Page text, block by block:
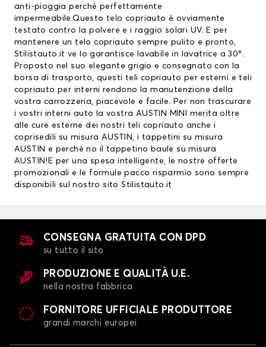
anti-pioggia perchè perfettamente
impermeabile.Questo telo copriauto è ovviamente
testato contro la polvere e i raggio solari UV. E per
mantenere un telo copriauto sempre pulito e pronto,
Stilistauto.it ve lo garantisce lavabile in lavatrice a 30°.
Proposto nel suo elegante grigio e consegnato con la
borsa di trasporto, questi teli copriauto per esterni e teli
copriauto per interni rendono la manutenzione della
vostra carrozzeria, piacevole e facile. Per non trascurare
i vostri interni auto la vostra AUSTIN MINI merita oltre
alle cure esterne dei nostri teli copriauto anche i
coprisedili su misura AUSTIN, i tappetini su misura
AUSTIN e perchè no il tappetino baule su misura
AUSTIN!E per una spesa intelligente, le nostre offerte
promozionali e le formule pacco risparmio sono sempre
disponibili sul nostro sito Stilistauto.it
CONSEGNA GRATUITA CON DPD
su tutto il sito
PRODUZIONE E QUALITÀ U.E.
nella nostra fabbrica
FORNITORE UFFICIALE PRODUTTORE
grandi marchi europei